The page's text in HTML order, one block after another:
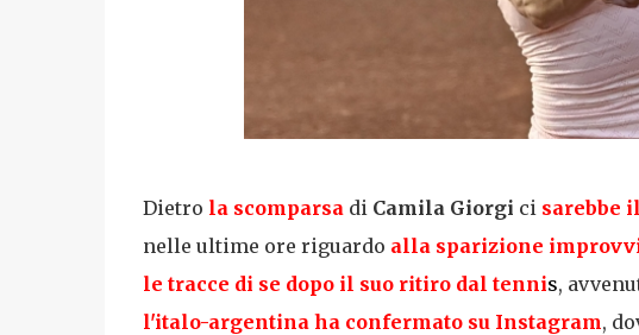
Dietro la scomparsa di Camila Giorgi ci sarebbe
nelle ultime ore riguardo alla sparizione
le tracce di se dopo il suo ritiro dal tennis,
l'italo-argentina ha confermato su Instagram,